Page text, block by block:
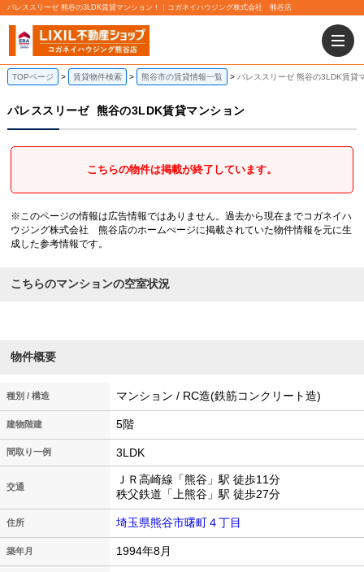
パレススリーゼ 熊谷の3LDK賃貸マンション！｜コガネイハウジング株式会社 熊谷店
TOPページ 賃貸物件検索 熊谷市の賃貸情報一覧 パレススリーゼ 熊谷の3LDK賃貸
パレススリーゼ 熊谷の3LDK賃貸マンション
こちらの物件は掲載が終了しています。
※このページの情報は広告情報ではありません。過去から現在までコガネイハ
ウジング株式会社 熊谷店のホームぺージに掲載されていた物件情報を元に生
成した参考情報です。
こちらのマンションの空室状況
物件概要
種別 / 構造 マンション / RC造(鉄筋コンクリート造)
建物階建 5階
間取り一例 3LDK
交通
ＪＲ高崎線「熊谷」駅 徒歩11分
秩父鉄道「上熊谷」駅 徒歩27分
住所 埼玉県熊谷市曙町４丁目
築年月 1994年8月